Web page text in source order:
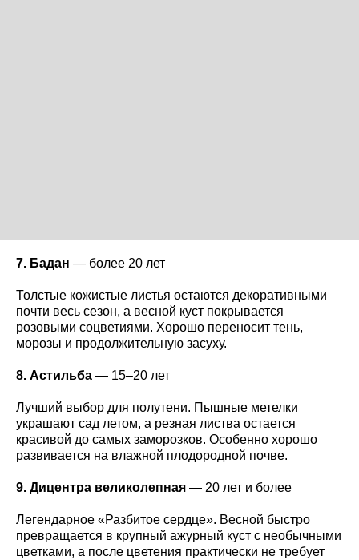
7. Бадан — более 20 лет
Толстые кожистые листья остаются декоративными
почти весь сезон, а весной куст покрывается
розовыми соцветиями. Хорошо переносит тень,
морозы и продолжительную засуху.
8. Астильба — 15–20 лет
Лучший выбор для полутени. Пышные метелки
украшают сад летом, а резная листва остается
красивой до самых заморозков. Особенно хорошо
развивается на влажной плодородной почве.
9. Дицентра великолепная — 20 лет и более
Легендарное «Разбитое сердце». Весной быстро
превращается в крупный ажурный куст с необычными
цветками, а после цветения практически не требует